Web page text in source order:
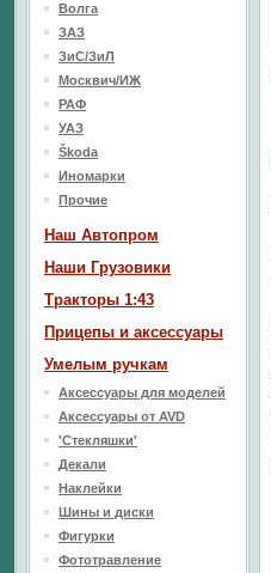
Волга
ЗАЗ
ЗиС/ЗиЛ
Москвич/ИЖ
РАФ
УАЗ
Škoda
Иномарки
Прочие
Наш Aвтопром
Наши Грузовики
Тракторы 1:43
Прицепы и аксессуары
Умелым ручкам
Аксессуары для моделей
Аксессуары от AVD
'Стекляшки'
Декали
Наклейки
Шины и диски
Фигурки
Фототравление